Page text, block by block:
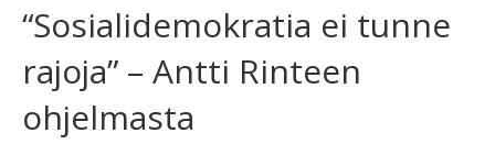
“Sosialidemokratia ei tunne
rajoja” – Antti Rinteen
ohjelmasta